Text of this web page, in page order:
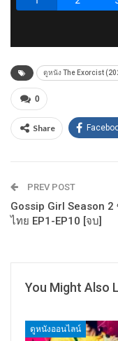
ดูหนัง The Exorcist
0
Share
PREV POST
Gossip Girl Season 2
ไทย EP1-EP10 [จบ]
You Might Also
ดูหนังออนไลน์